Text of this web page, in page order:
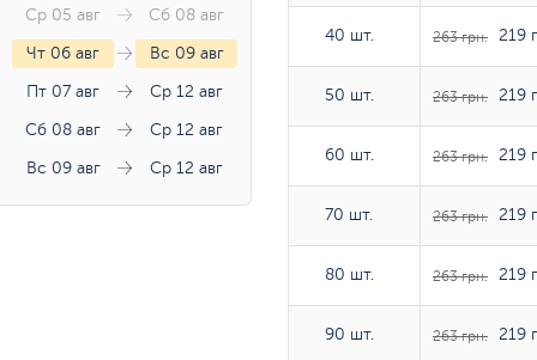
40 шт.
50 шт.
60 шт.
70 шт.
80 шт.
90 шт.
40 шт. 263 грн. 219
50 шт. 263 грн. 219
60 шт. 263 грн. 219
70 шт. 263 грн. 219
80 шт. 263 грн. 219
90 шт. 263 грн. 219
Ср 05 авг Сб 08 авг
Чт 06 авг Вс 09 авг
Пт 07 авг Ср 12 авг
Сб 08 авг Ср 12 авг
Вс 09 авг Ср 12 авг